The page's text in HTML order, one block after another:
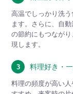
高温でしっかり洗
ます。さらに、自
の節約にもつなが
現します。
3 料理好き・
料理の頻度が高い